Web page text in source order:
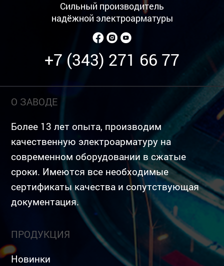
Сильный производитель
надёжной электроарматуры
+7 (343) 271 66 77
О ЗАВОДЕ
Более 13 лет опыта, производим
качественную электроарматуру на
современном оборудовании в сжатые
сроки. Имеются все необходимые
сертификаты качества и сопутствующая
документация.
ПРОДУКЦИЯ
Новинки